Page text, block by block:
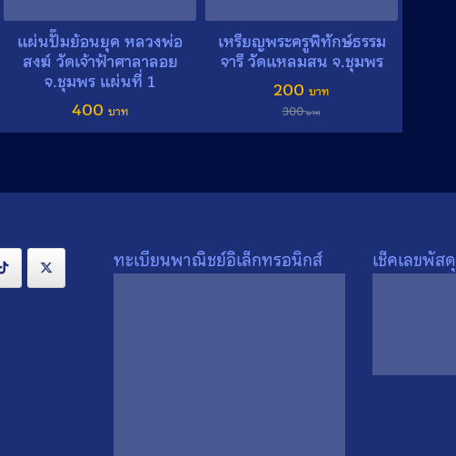
for: Search
แผ่นปั๊มย้อนยุค หลวงพ่อ
สงฆ์ วัดเจ้าฟ้าศาลาลอย
จ.ชุมพร แผ่นที่ 1
400
เหรียญพระครูพิทักษ์ธรรม
จารี วัดแหลมสน จ.ชุมพร
300
Original
price
was:
200
is:
ทะเบียนพาณิชย์อิเล็กทรอนิกส์ เช็คเลขพัสดุ